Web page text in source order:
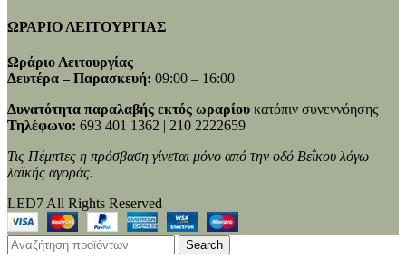
ΩΡΑΡΙΟ ΛΕΙΤΟΥΡΓΙΑΣ
Ωράριο Λειτουργίας
Δευτέρα – Παρασκευή: 09:00 – 16:00
Δυνατότητα παραλαβής εκτός ωραρίου κατόπιν συνεννόησης
Τηλέφωνο: 693 401 1362 | 210 2222659
Τις Πέμπτες η πρόσβαση γίνεται μόνο από την οδό Βεΐκου λόγω
λαϊκής αγοράς.
LED7 All Rights Reserved
Search